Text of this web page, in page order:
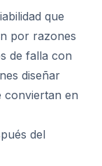
que
por razones
de falla con
diseñar
conviertan en
del